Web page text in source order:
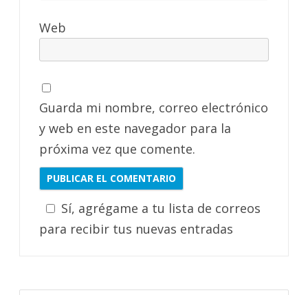
Web
Guarda mi nombre, correo electrónico
y web en este navegador para la
próxima vez que comente.
Sí, agrégame a tu lista de correos
para recibir tus nuevas entradas